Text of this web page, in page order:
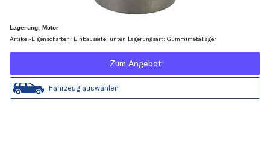
Lagerung, Motor
Artikel-Eigenschaften: Einbauseite: unten Lagerungsart: Gummimetallager
Zum Angebot
Fahrzeug auswählen